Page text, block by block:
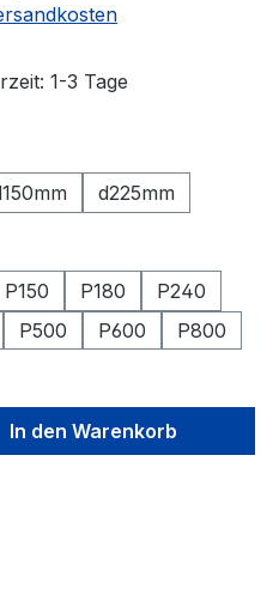
1-3 Tage
nicht verfügbar.)
d225mm
P150 P180
P240
zurzeit nicht verfügbar.)
P500 P600
P800
den
In den Warenkorb